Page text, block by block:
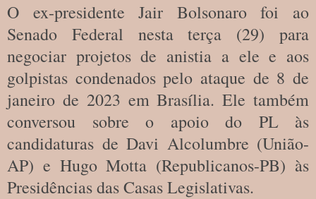
O ex-presidente Jair Bolsonaro foi ao
Senado Federal nesta terça (29) para
negociar projetos de anistia a ele e aos
golpistas condenados pelo ataque de 8 de
janeiro de 2023 em Brasília. Ele também
conversou sobre o apoio do PL às
candidaturas de Davi Alcolumbre (União-
AP) e Hugo Motta (Republicanos-PB) às
Presidências das Casas Legislativas.